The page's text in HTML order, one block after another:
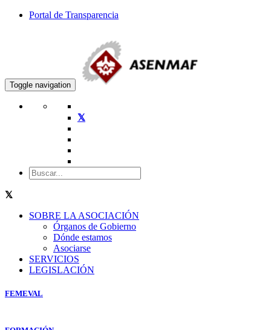
Portal de Transparencia
Toggle navigation
SOBRE LA ASOCIACIÓN
Órganos de Gobierno
Dónde estamos
Asociarse
SERVICIOS
LEGISLACIÓN
FEMEVAL